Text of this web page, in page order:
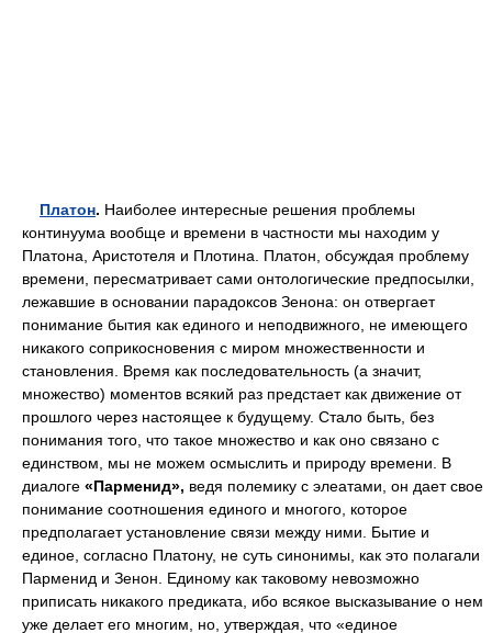
Платон. Наиболее интересные решения проблемы
континуума вообще и времени в частности мы находим у
Платона, Аристотеля и Плотина. Платон, обсуждая проблему
времени, пересматривает сами онтологические предпосылки,
лежавшие в основании парадоксов Зенона: он отвергает
понимание бытия как единого и неподвижного, не имеющего
никакого соприкосновения с миром множественности и
становления. Время как последовательность (а значит,
множество) моментов всякий раз предстает как движение от
прошлого через настоящее к будущему. Стало быть, без
понимания того, что такое множество и как оно связано с
единством, мы не можем осмыслить и природу времени. В
диалоге «Парменид», ведя полемику с элеатами, он дает свое
понимание соотношения единого и многого, которое
предполагает установление связи между ними. Бытие и
единое, согласно Платону, не суть синонимы, как это полагали
Парменид и Зенон. Единому как таковому невозможно
приписать никакого предиката, ибо всякое высказывание о нем
уже делает его многим, но, утверждая, что «единое